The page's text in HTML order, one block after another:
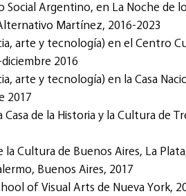
Social Argentino, en La Noche de
Martínez, 2016-2023
arte y tecnología) en el Centro
2016
arte y tecnología) en la Casa
2017
de la Historia y la Cultura de
Cultura de Buenos Aires, La
Buenos Aires, 2017
of Visual Arts de Nueva York,